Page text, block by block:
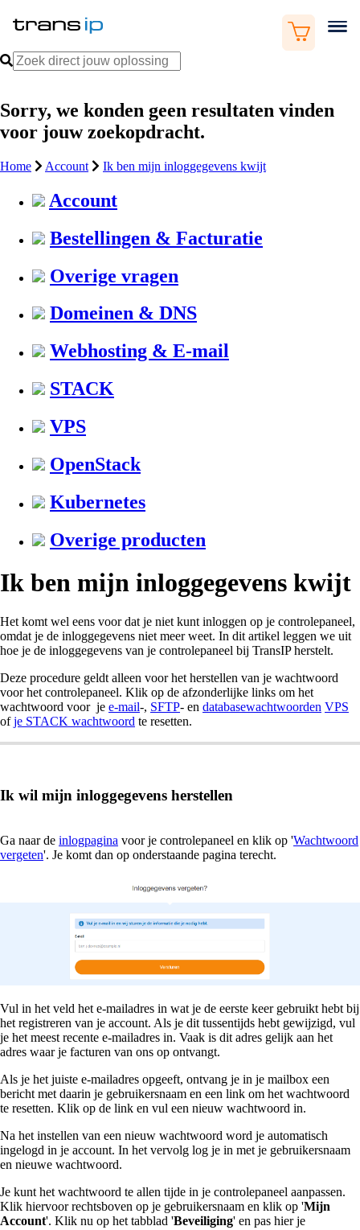
Sorry, we konden geen resultaten vinden
voor jouw zoekopdracht.
Home Account Ik ben mijn inloggegevens kwijt
Account
Bestellingen & Facturatie
Overige vragen
Domeinen & DNS
Webhosting & E-mail
STACK
VPS
OpenStack
Kubernetes
Overige producten
Ik ben mijn inloggegevens kwijt
Het komt wel eens voor dat je niet kunt inloggen op je controlepaneel,
omdat je de inloggegevens niet meer weet. In dit artikel leggen we uit
hoe je de inloggegevens van je controlepaneel bij TransIP herstelt.
Deze procedure geldt alleen voor het herstellen van je wachtwoord
voor het controlepaneel. Klik op de afzonderlijke links om het
wachtwoord voor je e-mail-, SFTP- en databasewachtwoorden VPS
ofje STACK wachtwoord te resetten.
Ik wil mijn inloggegevens herstellen
Ga naar de inlogpagina voor je controlepaneel en klik op 'Wachtwoord
vergeten'. Je komt dan op onderstaande pagina terecht.
Vul in het veld het e-mailadres in wat je de eerste keer gebruikt hebt bij
het registreren van je account. Als je dit tussentijds hebt gewijzigd, vul
je het meest recente e-mailadres in. Vaak is dit adres gelijk aan het
adres waar je facturen van ons op ontvangt.
Als je het juiste e-mailadres opgeeft, ontvang je in je mailbox een
bericht met daarin je gebruikersnaam en een link om het wachtwoord
te resetten. Klik op de link en vul een nieuw wachtwoord in.
Na het instellen van een nieuw wachtwoord word je automatisch
ingelogd in je account. In het vervolg log je in met je gebruikersnaam
en nieuwe wachtwoord.
Je kunt het wachtwoord te allen tijde in je controlepaneel aanpassen.
Klik hiervoor rechtsboven op je gebruikersnaam en klik op 'Mijn
Account'. Klik nu op het tabblad 'Beveiliging' en pas hier je